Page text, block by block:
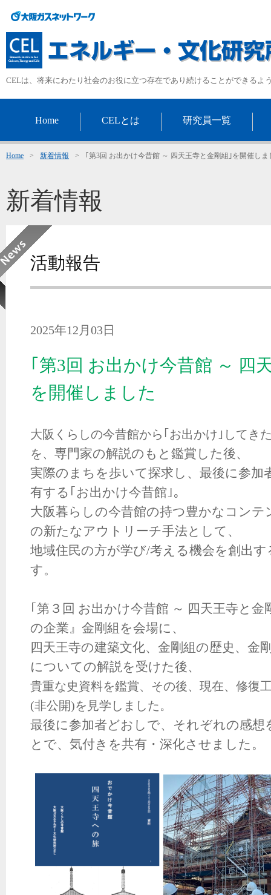
CELは、将来にわたり社会のお役に立つ存在であり続けることができるよ
Home CELとは 研究員一覧
Home > 新着情報 > ｢第3回 お出かけ今昔館 ～ 四天王寺と金剛組｣を開催しま
新着情報
活動報告
2025年12月03日
｢第3回 お出かけ今昔館 ～ 四
を開催しました
大阪くらしの今昔館から｢お出かけ ｣してき
を、 専門家の解説のもと鑑賞した後、
実際のまちを歩いて探求し、 最後に参加
有する｢お出かけ今昔館｣。
大阪暮らしの今昔館の持つ豊かなコンテ
の新たなアウトリーチ手法として、
地域住民の方が学び/考える機会を創出
す。
｢第３回 お出かけ今昔館 ～ 四天王寺と 金
の企業 』金剛組を会場に、
四天王寺の建築文化、金剛組の歴史、金
についての解説を受けた後、
貴重な史資料を鑑賞、その後、現在、修復
(非公開)を見学しました。
最後に参加者どおしで、それぞれの感想
とで、 気付きを共有・深化させました。